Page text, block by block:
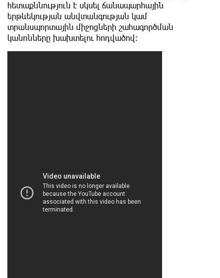
հետաքննություն է սկսել ճանապարհային
երթևեկության անվտանգության կամ
տրանսպորտային միջոցների շահագործման
կանոնները խախտելու հոդվածով։